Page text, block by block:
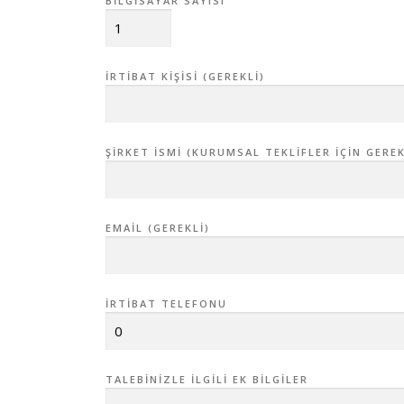
İRTIBAT KIŞISI (GEREKLI)
ŞIRKET İSMI (KURUMSAL TEKLIFLER IÇIN
EMAIL (GEREKLI)
İRTIBAT TELEFONU
TALEBINIZLE İLGILI EK BILGILER